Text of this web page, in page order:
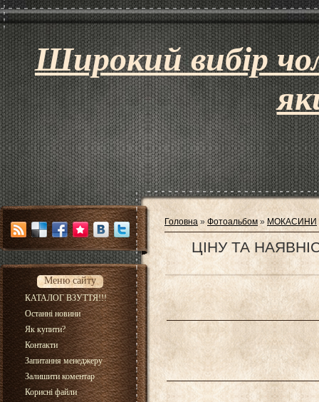
Широкий вибір
Меню сайту
КАТАЛОГ ВЗУТТЯ!!!
Останні новини
Як купити?
Контакти
Запитання менеджеру
Залишити коментар
Корисні файли
Головна » Фотоальбом » МОКАСИНИ
ЦІНУ ТА